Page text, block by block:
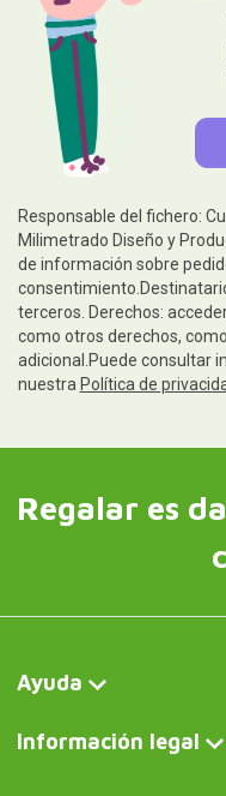
Responsable del fichero:
Milimetrado Diseño y
de información sobre
terceros. Derechos:
como otros derechos,
adicional.Puede consultar
nuestra Política de
Regalar es
Ayuda
Información legal